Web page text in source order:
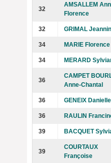
32
AMSALLEM
Florence
32 GRIMAL
34 MARIE Florence
34 MERARD
36
CAMPET
Anne-Chantal
36 GENEIX Danielle
36 RAULIN
39 BACQUET
39
COURTAUX
Françoise